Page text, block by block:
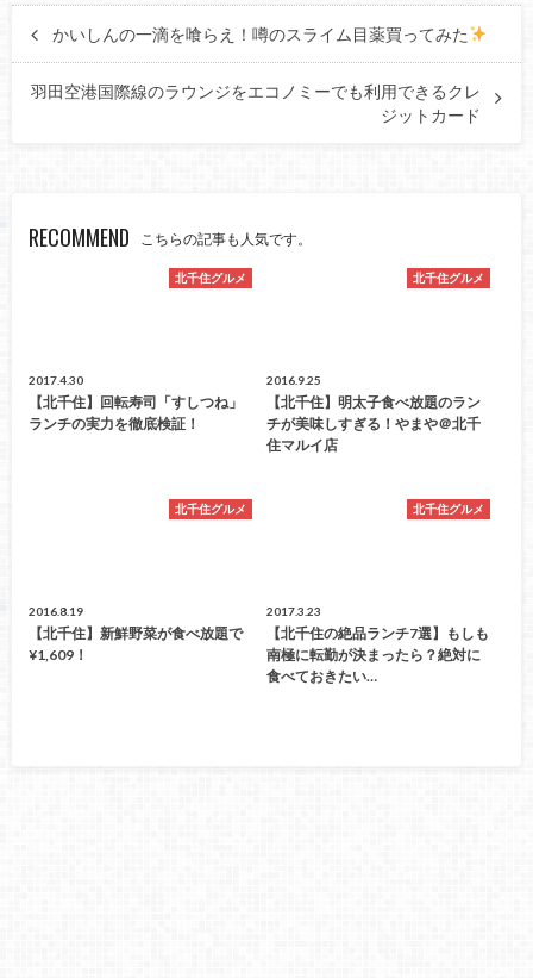
かいしんの一滴を喰らえ！噂のスライム目薬買ってみた
羽田空港国際線のラウンジをエコノミーでも利用できるクレ
ジットカード
RECOMMEND こちらの記事も人気です。
北千住グルメ
2017.4.30
【北千住】回転寿司「すしつね」
ランチの実力を徹底検証！
北千住グルメ
2016.9.25
【北千住】明太子食べ放題のラン
チが美味しすぎる！やまや＠北千
住マルイ店
北千住グルメ
2016.8.19
【北千住】新鮮野菜が食べ放題で
¥1,609！
北千住グルメ
2017.3.23
【北千住の絶品ランチ7選】もしも
南極に転勤が決まったら？絶対に
食べておきたい…